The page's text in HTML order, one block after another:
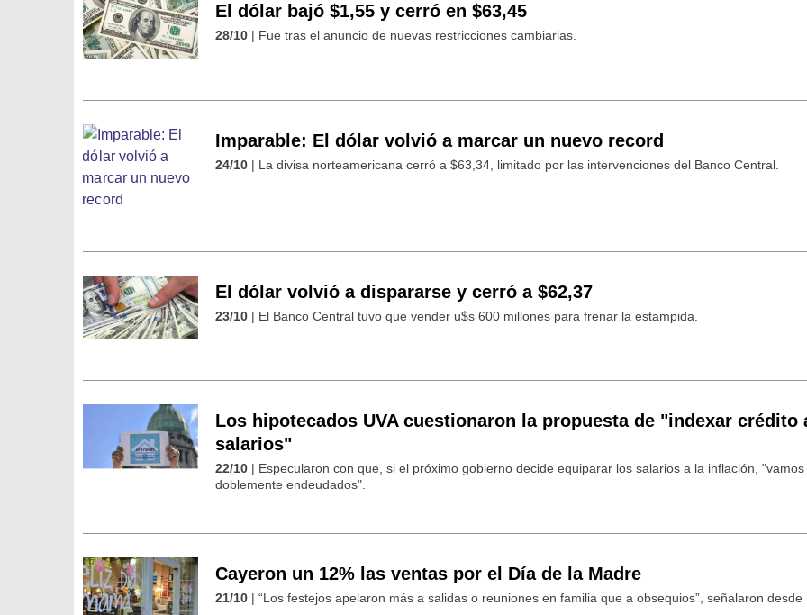
El dólar bajó $1,55 y cerró en $63,45
28/10 | Fue tras el anuncio de nuevas restricciones cambiarias.
Imparable: El dólar volvió a marcar un nuevo record
24/10 | La divisa norteamericana cerró a $63,34, limitado por las intervenciones del Banco Central.
El dólar volvió a dispararse y cerró a $62,37
23/10 | El Banco Central tuvo que vender u$s 600 millones para frenar la estampida.
Los hipotecados UVA cuestionaron la propuesta de "indexar crédito
salarios"
22/10 | Especularon con que, si el próximo gobierno decide equiparar los salarios a la inflación,
doblemente endeudados".
Cayeron un 12% las ventas por el Día de la Madre
21/10 | “Los festejos apelaron más a salidas o reuniones en familia que a obsequios”, señalaron desde